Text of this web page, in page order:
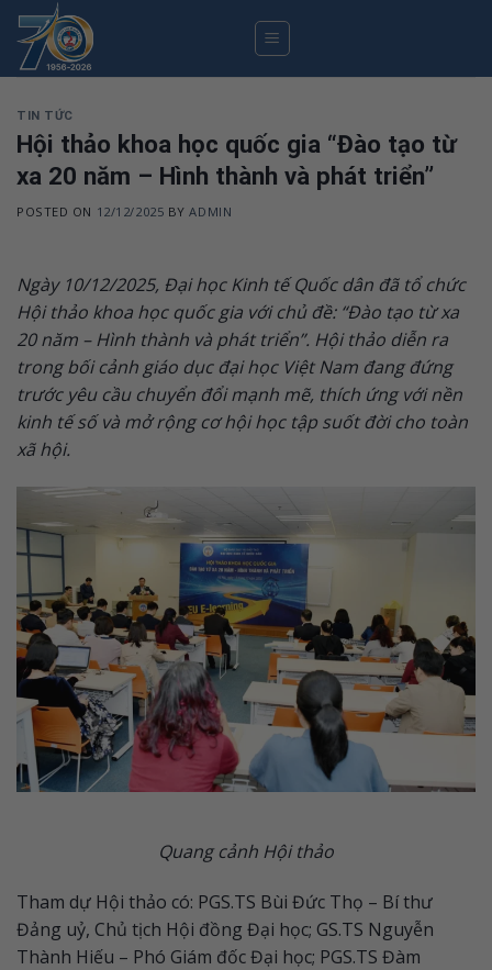
Skip
content
TIN TỨC
Hội thảo khoa học quốc gia “Đào tạo từ
xa 20 năm – Hình thành và phát triển”
POSTED ON 12/12/2025 BYADMIN
Ngày 10/12/2025, Đại học Kinh tế Quốc dân đã tổ chức
Hội thảo khoa học quốc gia với chủ đề: “Đào tạo từ xa
20 năm – Hình thành và phát triển”. Hội thảo diễn ra
trong bối cảnh giáo dục đại học Việt Nam đang đứng
trước yêu cầu chuyển đổi mạnh mẽ, thích ứng với nền
kinh tế số và mở rộng cơ hội học tập suốt đời cho toàn
xã hội.
Quang cảnh Hội thảo
Tham dự Hội thảo có: PGS.TS Bùi Đức Thọ – Bí thư
Đảng uỷ, Chủ tịch Hội đồng Đại học; GS.TS Nguyễn
Thành Hiếu – Phó Giám đốc Đại học; PGS.TS Đàm